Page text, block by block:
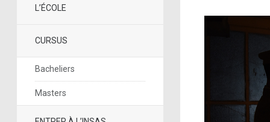
L’ÉCOLE
CURSUS
Bacheliers
Masters